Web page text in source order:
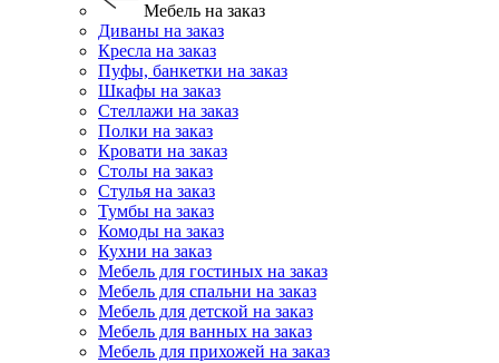
Мебель на заказ
Диваны на заказ
Кресла на заказ
Пуфы, банкетки на заказ
Шкафы на заказ
Стеллажи на заказ
Полки на заказ
Кровати на заказ
Столы на заказ
Стулья на заказ
Тумбы на заказ
Комоды на заказ
Кухни на заказ
Мебель для гостиных на заказ
Мебель для спальни на заказ
Мебель для детской на заказ
Мебель для ванных на заказ
Мебель для прихожей на заказ